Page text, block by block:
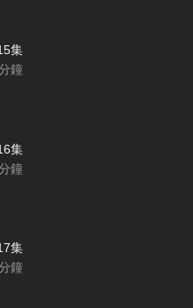
集
鐘
集
鐘
集
鐘